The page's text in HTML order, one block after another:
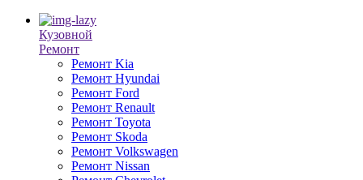
Кузовной
Ремонт
Ремонт Kia
Ремонт Hyundai
Ремонт Ford
Ремонт Renault
Ремонт Toyota
Ремонт Skoda
Ремонт Volkswagen
Ремонт Nissan